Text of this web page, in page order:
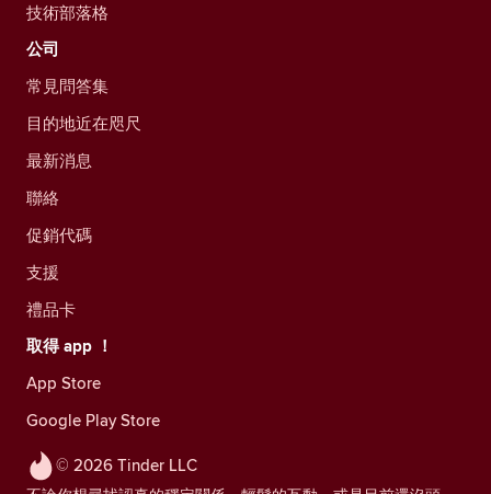
© 2026 Tinder LLC
技術部落格
公司
常見問答集
目的地近在咫尺
最新消息
聯絡
促銷代碼
支援
禮品卡
取得 app ！
App Store
Google Play Store